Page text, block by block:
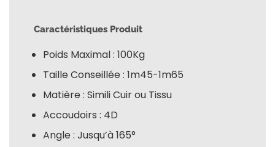
Caractéristiques Produit
Poids Maximal : 100Kg
Taille Conseillée : 1m45-1m65
Matière : Simili Cuir ou Tissu
Accoudoirs : 4D
Angle : Jusqu’à 165°